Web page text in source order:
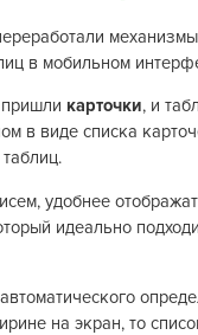
в мобильном
карточки, и
в виде списка
удобнее
идеально
на экран, то